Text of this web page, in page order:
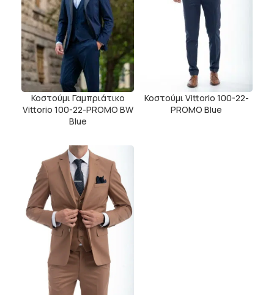
Κοστούμι Γαμπριάτικο
Vittorio 100-22-PROMO BW
Blue
Κοστούμι Vittorio 100-22-
PROMO Blue